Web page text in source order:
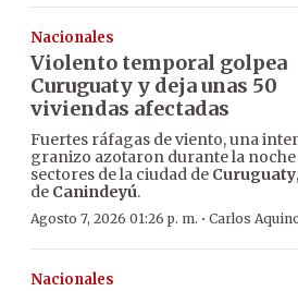
Nacionales
Violento temporal golpea
Curuguaty y deja unas 50
viviendas afectadas
Fuertes ráfagas de viento, una
granizo azotaron durante la noche
sectores de la ciudad de Curuguaty
de Canindeyú.
Agosto 7, 2026 01:26 p. m. · Carlos
Nacionales